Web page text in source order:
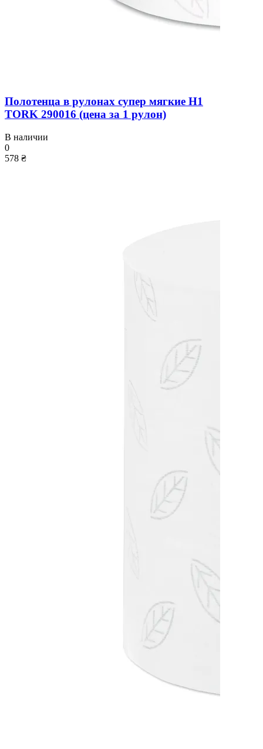
Полотенца в рулонах супер мягкие H1
TORK 290016 (цена за 1 рулон)
В наличии
0
578 ₴